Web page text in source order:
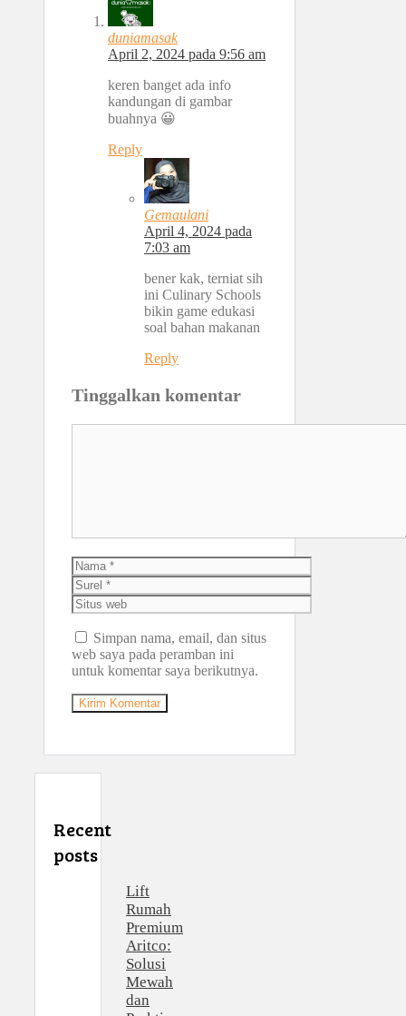
duniamasak
April 2, 2024 pada 9:56 am
keren banget ada info
kandungan di gambar
buahnya 😀
Reply
Gemaulani
April 4, 2024 pada
7:03 am
bener kak, terniat sih
ini Culinary Schools
bikin game edukasi
soal bahan makanan
Reply
Tinggalkan komentar
Nama
Surel
Situs
web
Simpan nama, email, dan situs
web saya pada peramban ini
untuk komentar saya berikutnya.
Recent
posts
Lift
Rumah
Premium
Aritco:
Solusi
Mewah
dan